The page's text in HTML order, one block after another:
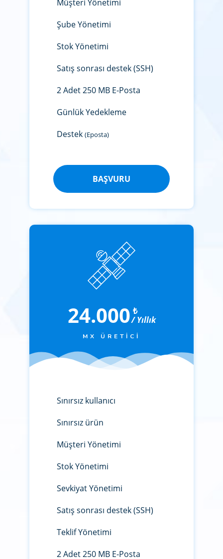
Müşteri Yönetimi
Şube Yönetimi
Stok Yönetimi
Satış sonrası destek (SSH)
2 Adet 250 MB E-Posta
Günlük Yedekleme
Destek (Eposta)
BAŞVURU
24.000 ₺
/ Yıllık
MX ÜRETICI
Sınırsız kullanıcı
Sınırsız ürün
Müşteri Yönetimi
Stok Yönetimi
Sevkiyat Yönetimi
Satış sonrası destek (SSH)
Teklif Yönetimi
2 Adet 250 MB E-Posta